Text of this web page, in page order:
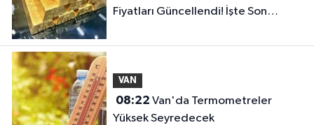
Fiyatları Güncellendi! İşte Son
VAN
08:22
Yüksek Seyredecek